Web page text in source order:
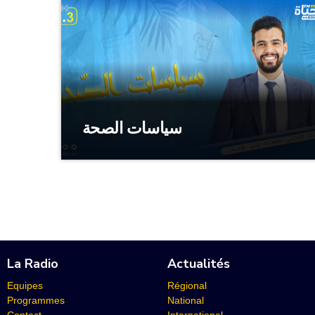
سياسات الصحة
La Radio
Equipes
Programmes
Actualités
Régional
National